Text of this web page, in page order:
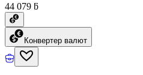
44 079 ƃ
Конвертер валют